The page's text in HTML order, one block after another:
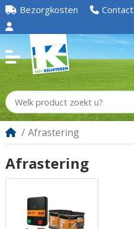
Bezorgkosten Contact
Afrastering
Afrastering